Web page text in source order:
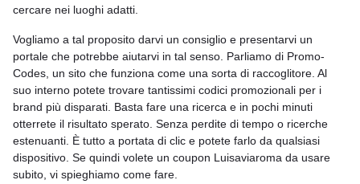
cercare nei luoghi adatti.
Vogliamo a tal proposito darvi un consiglio e presentarvi un
portale che potrebbe aiutarvi in tal senso. Parliamo di Promo-
Codes, un sito che funziona come una sorta di raccoglitore. Al
suo interno potete trovare tantissimi codici promozionali per i
brand più disparati. Basta fare una ricerca e in pochi minuti
otterrete il risultato sperato. Senza perdite di tempo o ricerche
estenuanti. È tutto a portata di clic e potete farlo da qualsiasi
dispositivo. Se quindi volete un coupon Luisaviaroma da usare
subito, vi spieghiamo come fare.